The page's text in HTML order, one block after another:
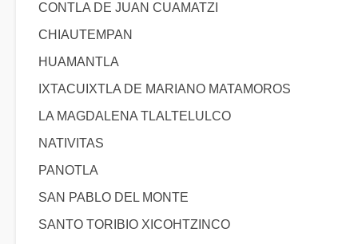
CONTLA DE JUAN CUAMATZI
CHIAUTEMPAN
HUAMANTLA
IXTACUIXTLA DE MARIANO MATAMOROS
LA MAGDALENA TLALTELULCO
NATIVITAS
PANOTLA
SAN PABLO DEL MONTE
SANTO TORIBIO XICOHTZINCO